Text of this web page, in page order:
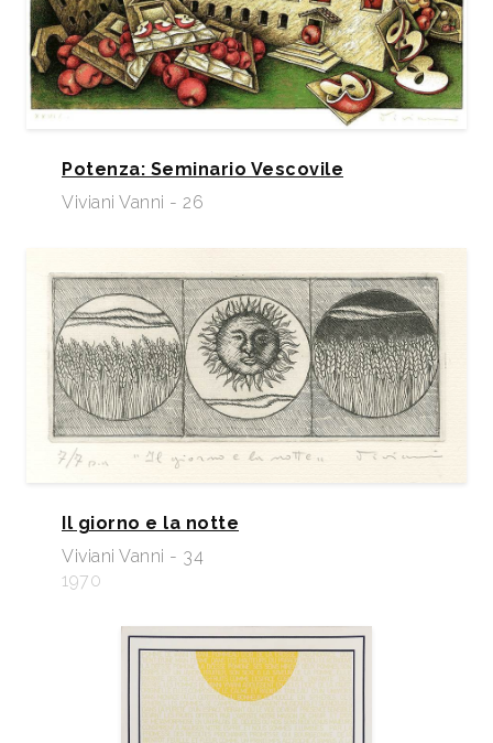
Potenza: Seminario Vescovile
Viviani Vanni - 26
Il giorno e la notte
Viviani Vanni - 34
1970